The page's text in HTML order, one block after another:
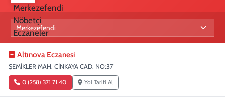
Altınova Eczanesi
ŞEMİKLER MAH. CİNKAYA CAD. NO:37
0 (258) 371 71 40 Yol Tarifi Al